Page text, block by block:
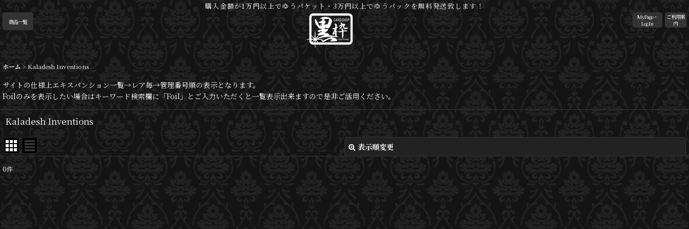
購入金額が1万円以上でゆうパケット・3万円以上でゆうパックを無料発送致します！
商品一覧
MyPage・
Log-In
ご利用案
内
ホーム > Kaladesh Inventions
サイトの仕様上エキスパンション一覧→レア毎→管理番号順の表示となります。
Foilのみを表示したい場合はキーワード検索欄に「Foil」とご入力いただくと一覧表示出来ますので是非ご活用ください。
Kaladesh Inventions
表示順変更
サブカテゴリ
0件